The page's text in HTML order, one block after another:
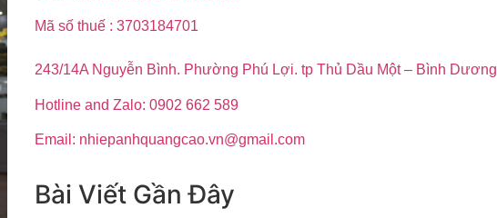
Mã số thuế : 3703184701
243/14A Nguyễn Bình. Phường Phú Lợi. tp Thủ Dầu Một – Bình Dương
Hotline and Zalo: 0902 662 589
Email: nhiepanhquangcao.vn@gmail.com
Bài Viết Gần Đây